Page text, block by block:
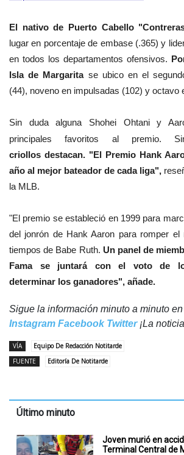
El nativo de Puerto Cabello
lugar en porcentaje de embase (.365) y
en todos los departamentos ofensivos.
Isla de Margaritase ubico en el
(44), noveno en impulsadas (102) y octavo
Sin duda alguna Shohei Ohtani y
principales favoritos al premio.
criollos destacan. "El Premio Hank
año al mejor bateador de cada liga",
la MLB.
"El premio se estableció en 1999 para
del jonrón de Hank Aaron para romper el
tiempos de Babe Ruth. Un panel de
Fama se juntará con el voto de
determinar los ganadores", añade.
Sigue la información minuto a minuto
Instagram Facebook Twitter¡La
VÍA
Equipo De Redacción Notitarde
FUENTE
Editoría De Notitarde
Último minuto
Joven murió en
Terminal Central de